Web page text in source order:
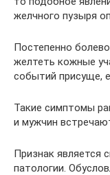
желчного пузыря
Постепенно
желтеть кожные
событий присуще,
Такие симптомы
и мужчин
Признак является
патологии.